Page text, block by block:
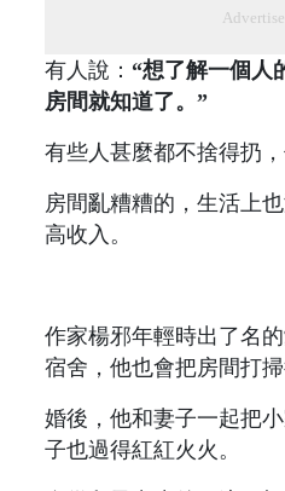
有人說： “想了解一個人
房間就知道了。”
有些人甚麼都不捨得扔，
房間亂糟糟的，生活上
高收入。
作家楊邪年輕時出了名
宿舍，他也會把房間打掃
婚後，他和妻子一起把
子也過得紅紅火火。